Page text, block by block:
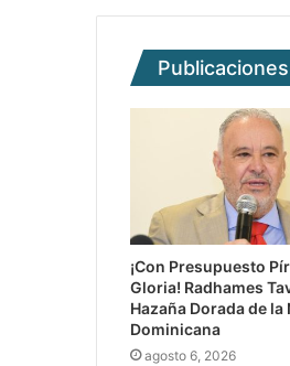
¡Con Presupuesto
Gloria! Radhames
Hazaña Dorada de la
Dominicana
agosto 6, 2026